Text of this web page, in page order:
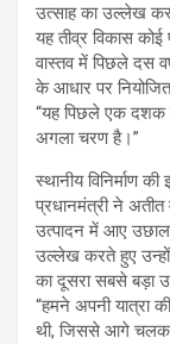
उत्साह का उल्लेख
यह तीव्र विकास कोई
वास्तव में पिछले दस
के आधार पर
“यह पिछले एक दशक
अगला चरण है।”
स्थानीय विनिर्माण
प्रधानमंत्री ने अतीत
उत्पादन में आए उछाल
उल्लेख करते हुए
का दूसरा सबसे बड़ा
“हमने अपनी यात्रा
थी, जिससे आगे चलकर